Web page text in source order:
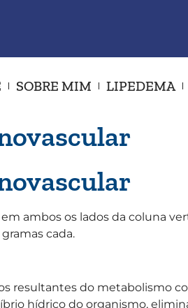
SOBRE MIM LIPEDEMA
em ambos os lados da coluna
cada.
resultantes do metabolismo
hídrico do organismo,